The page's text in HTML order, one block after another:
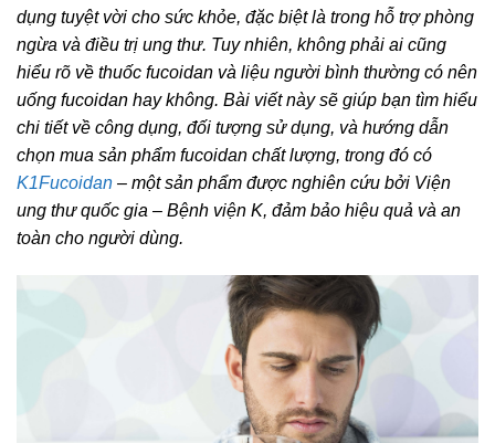
dụng tuyệt vời cho sức khỏe, đặc biệt là trong hỗ trợ phòng
ngừa và điều trị ung thư. Tuy nhiên, không phải ai cũng
hiểu rõ về thuốc fucoidan và liệu người bình thường có nên
uống fucoidan hay không. Bài viết này sẽ giúp bạn tìm hiểu
chi tiết về công dụng, đối tượng sử dụng, và hướng dẫn
chọn mua sản phẩm fucoidan chất lượng, trong đó có
K1Fucoidan – một sản phẩm được nghiên cứu bởi Viện
ung thư quốc gia – Bệnh viện K, đảm bảo hiệu quả và an
toàn cho người dùng.